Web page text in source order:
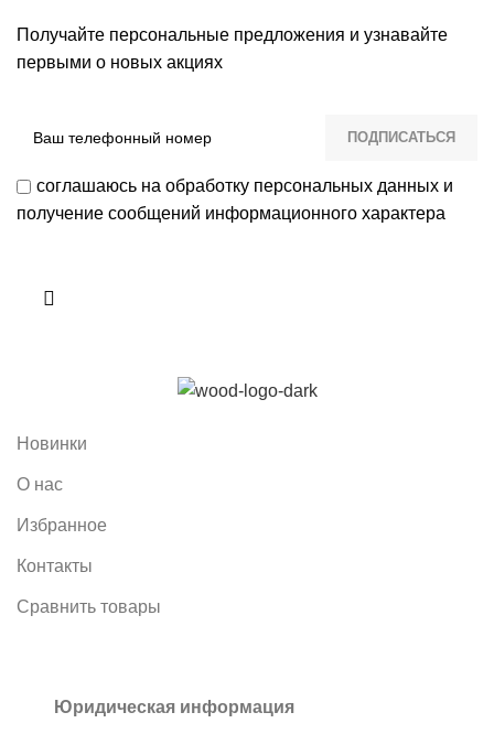
Получайте персональные предложения и узнавайте
первыми о новых акциях
соглашаюсь на обработку персональных данных и
получение сообщений информационного характера
Новинки
О нас
Избранное
Контакты
Сравнить товары
Юридическая информация